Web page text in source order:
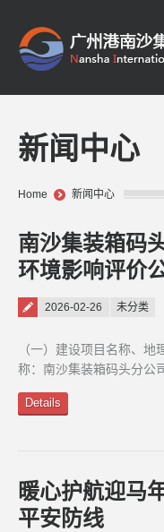
新闻中心
You are here:
Home 新闻中心
南沙集装箱码
环境影响评价
Posted on
2026-02-26 未分类
（一）建设项目名称、
称：南沙集装箱码头分公
Details
暖心护航迎马
平安防线